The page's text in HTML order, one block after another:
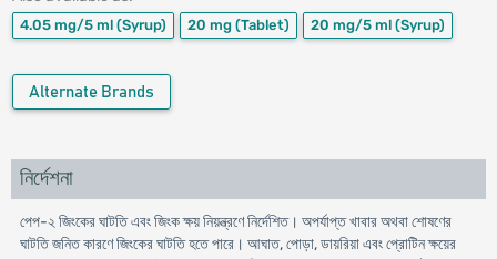
4.05 mg/5 ml (Syrup) 20 mg (Tablet) 20 mg/5 ml (Syrup)
Alternate Brands
নির্দেশনা
পেপ-২ জিংকের ঘাটতি এবং জিংক ক্ষয় নিয়ন্ত্রণে নির্দেশিত। অপর্যাপ্ত খাবার অথবা শোষণের
ঘাটতি জনিত কারণে জিংকের ঘাটতি হতে পারে। আঘাত, পোড়া, ডায়রিয়া এবং প্রোটিন ক্ষয়ের